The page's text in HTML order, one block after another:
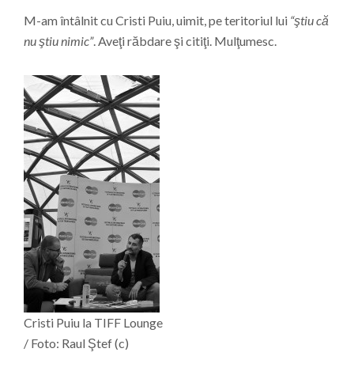
M-am întâlnit cu Cristi Puiu, uimit, pe teritoriul lui “ştiu că
nu ştiu nimic”. Aveţi răbdare şi citiţi. Mulţumesc.
Cristi Puiu la TIFF Lounge
/ Foto: Raul Ştef (c)